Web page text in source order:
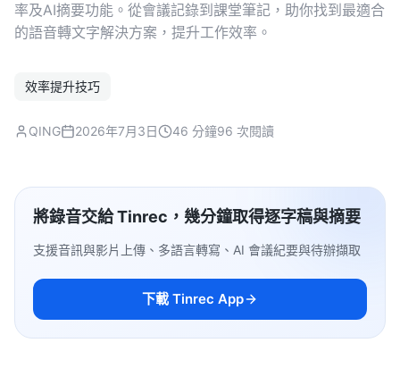
率及AI摘要功能。從會議記錄到課堂筆記，助你找到最適合
的語音轉文字解決方案，提升工作效率。
效率提升技巧
QING 2026年7月3日 46 分鐘96 次閱讀
將錄音交給 Tinrec，幾分鐘取得逐字稿與摘要
支援音訊與影片上傳、多語言轉寫、AI 會議紀要與待辦擷取
下載 Tinrec App